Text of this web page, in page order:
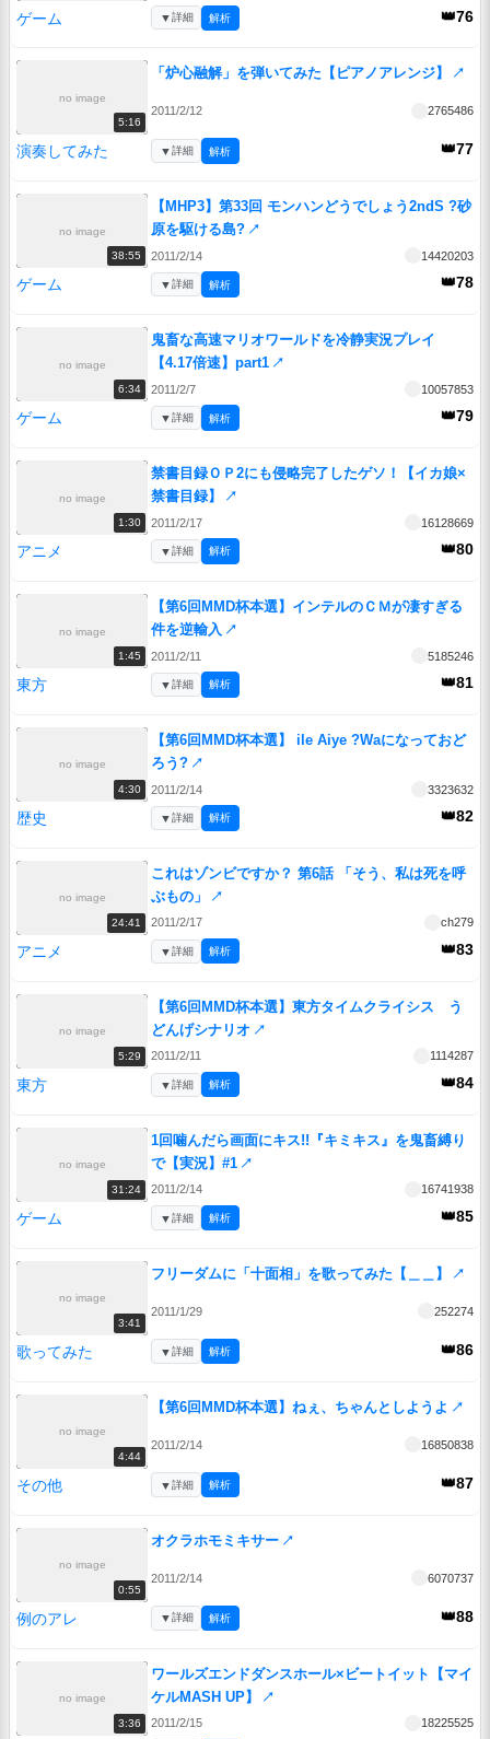
ゲーム 👑76
▼詳細 解析
no image
5:16
「炉心融解」を弾いてみた【ピアノアレンジ】 ↗
2011/2/12 2765486
演奏してみた 👑77
▼詳細 解析
no image
38:55
【MHP3】第33回 モンハンどうでしょう2ndS ?砂
原を駆ける島? ↗
2011/2/14 14420203
ゲーム 👑78
▼詳細 解析
no image
6:34
鬼畜な高速マリオワールドを冷静実況プレイ
【4.17倍速】part1 ↗
2011/2/7 10057853
ゲーム 👑79
▼詳細 解析
no image
1:30
禁書目録ＯＰ2にも侵略完了したゲソ！【イカ娘×
禁書目録】
↗
2011/2/17 16128669
アニメ 👑80
▼詳細 解析
no image
1:45
【第6回MMD杯本選】インテルのＣＭが凄すぎる
件を逆輸入 ↗
2011/2/11 5185246
東方 👑81
▼詳細 解析
no image
4:30
【第6回MMD杯本選】 ile Aiye ?Waになっておど
ろう? ↗
2011/2/14 3323632
歴史 👑82
▼詳細 解析
no image
24:41
これはゾンビですか？ 第6話 「そう、私は死を呼
ぶもの」
↗
2011/2/17 ch279
アニメ 👑83
▼詳細 解析
no image
5:29
【第6回MMD杯本選】東方タイムクライシス う
どんげシナリオ ↗
2011/2/11 1114287
東方 👑84
▼詳細 解析
no image
31:24
1回噛んだら画面にキス!!『キミキス』を鬼畜縛り
で【実況】#1 ↗
2011/2/14 16741938
ゲーム 👑85
▼詳細 解析
no image
3:41
フリーダムに「十面相」を歌ってみた【＿＿】 ↗
2011/1/29 252274
歌ってみた 👑86
▼詳細 解析
no image
4:44
【第6回MMD杯本選】ねぇ、ちゃんとしようよ ↗
2011/2/14 16850838
その他 👑87
▼詳細 解析
no image
0:55
オクラホモミキサー ↗
2011/2/14 6070737
例のアレ 👑88
▼詳細 解析
no image
3:36
ワールズエンドダンスホール×ビートイット【マイ
ケルMASH UP】
↗
2011/2/15 18225525